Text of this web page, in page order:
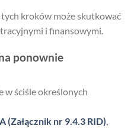
kroków może skutkować
i finansowymi.
ponownie
w ściśle określonych
(Załącznik nr 9.4.3 RID),